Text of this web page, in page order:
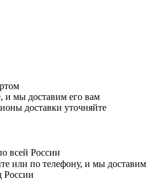
и мы доставим его вам
доставки уточняйте
всей России
или по телефону, и мы доставим
России